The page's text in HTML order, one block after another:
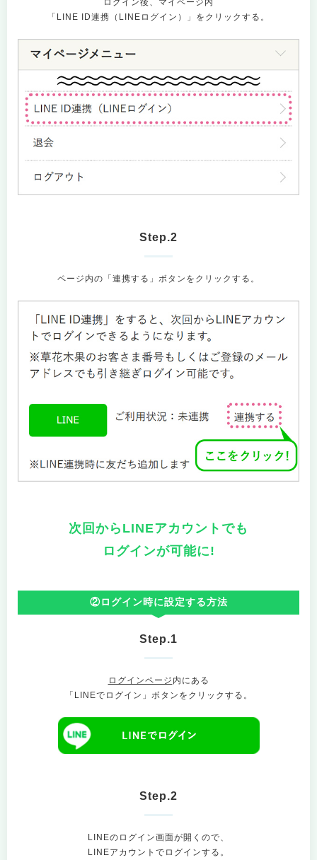
ログイン後、マイページ内
「LINE ID連携（LINEログイン）」をクリックする。
Step.2
ページ内の「連携する」ボタンをクリックする。
次回からLINEアカウントでも
ログインが可能に!
②ログイン時に設定する方法
Step.1
ログインページ 内にある
「LINEでログイン」ボタンをクリックする。
Step.2
LINEのログイン画面が開くので、
LINEアカウントでログインする。